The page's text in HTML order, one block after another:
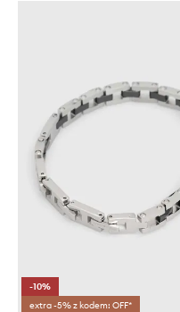
-10%
extra -5% z kodem: OFF*